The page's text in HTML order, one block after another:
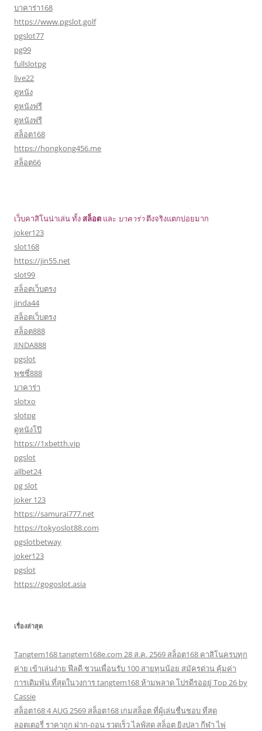
บาคาร่า168
https://www.pgslot.golf
pgslot77
pg99
fullslotpg
live22
ดูหนัง
ดูหนังฟรี
ดูหนังฟรี
สล็อต168
https://hongkong456.me
สล็อต66
เว็บคาสิโนน่าเล่น ทั้งสล็อต และ บาคาร่าตึงจริงแตกบ่อยมาก
joker123
slot168
https://jin55.net
slot99
สล็อตเว็บตรง
jinda44
สล็อตเว็บตรง
สล็อต888
JINDA888
pgslot
พุซซี่888
บาคาร่า
slotxo
slotpg
ดูหนังโป๊
https://1xbetth.vip
pgslot
allbet24
pg slot
joker 123
https://samurai777.net
https://tokyoslot88.com
pgslotbetway
joker123
pgslot
https://gogoslot.asia
เรื่องล่าสุด
Tangtem168 tangtem168e.com 28 ส.ค. 2569 สล็อต168 คาสิโนครบทุก
ค่าย เข้าเล่นง่าย ฟีลดี ชวนเพื่อนรับ 100 สายทุนน้อย สมัครด่วน คุ้มค่า
การเดิมพัน ที่สุดในวงการ tangtem168 ห้ามพลาด โปรดีรออยู่ Top 26 by
Cassie
สล็อต168 4 AUG 2569 สล็อต168 เกมสล็อต ที่ผู้เล่นชื่นชอบ ที่สุด
ลอตเตอรี่ ราคาถูก ฝาก-ถอน รวดเร็ว ไลฟ์สด สล็อต ยิงปลา กีฬา ไพ่